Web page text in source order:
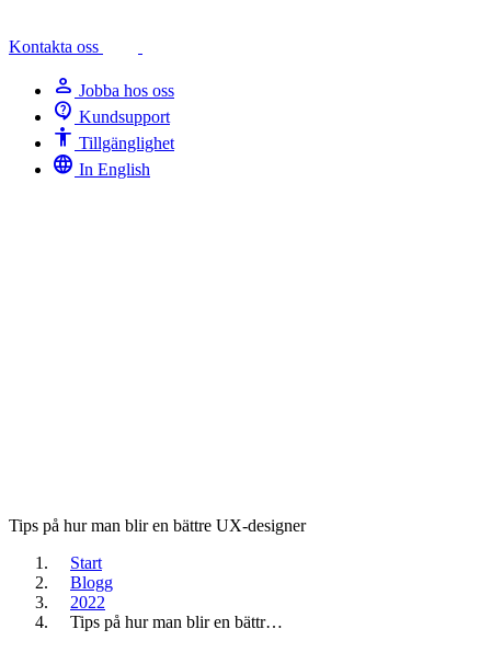
Kontakta oss
person Jobba hos oss
contact_support Kundsupport
Accessibility Tillgänglighet
language In English
Tips på hur man blir en bättre UX-designer
Start
Blogg
2022
Tips på hur man blir en bättr…